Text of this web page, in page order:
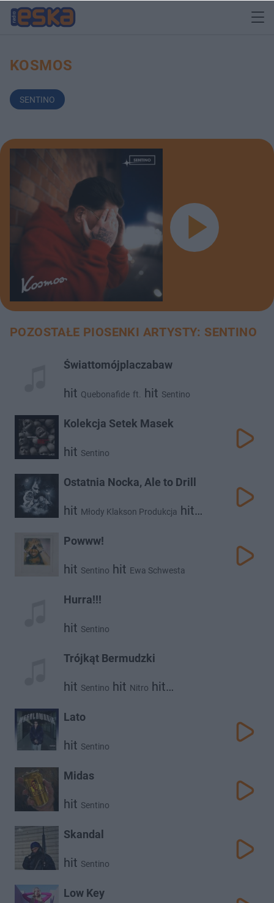
KOSMOS
SENTINO
POZOSTAŁE PIOSENKI ARTYSTY: SENTINO
Świattomójplaczabaw
hit Quebonafide ft. hit Sentino
Kolekcja Setek Masek
hit Sentino
Ostatnia Nocka, Ale to Drill
hit Młody Klakson Produkcja hit
Yugopolis
Powww!
hit Sentino hit Ewa Schwesta
Hurra!!!
hit Sentino
Trójkąt Bermudzki
hit Sentino hit Nitro hit
Lato
hit Sentino
Midas
hit Sentino
Skandal
hit Sentino
Low Key